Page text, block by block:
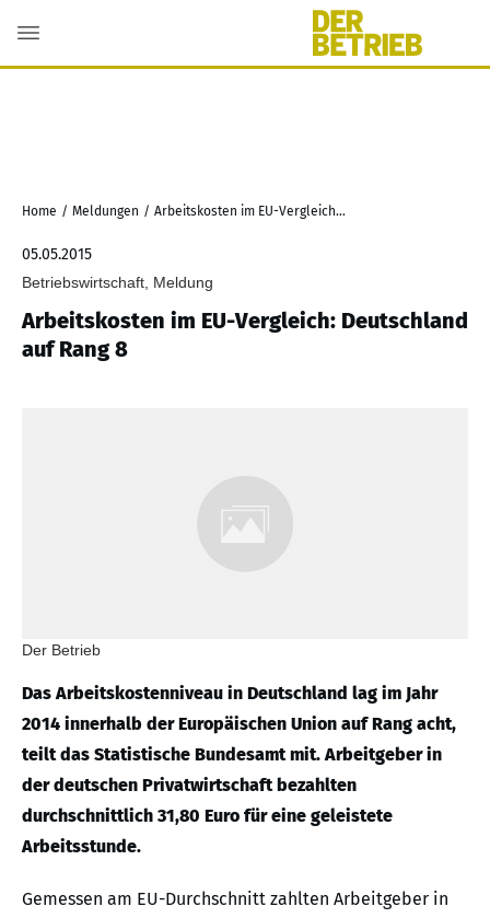
Home / Meldungen / Arbeitskosten im EU-Vergleich: Deutschland auf Rang 8
05.05.2015
Betriebswirtschaft, Meldung
Arbeitskosten im EU-Vergleich: Deutschland
auf Rang 8
Der Betrieb
Das Arbeitskostenniveau in Deutschland lag im Jahr
2014 innerhalb der Europäischen Union auf Rang acht,
teilt das Statistische Bundesamt mit. Arbeitgeber in
der deutschen Privatwirtschaft bezahlten
durchschnittlich 31,80 Euro für eine geleistete
Arbeitsstunde.
Gemessen am EU-Durchschnitt zahlten Arbeitgeber in